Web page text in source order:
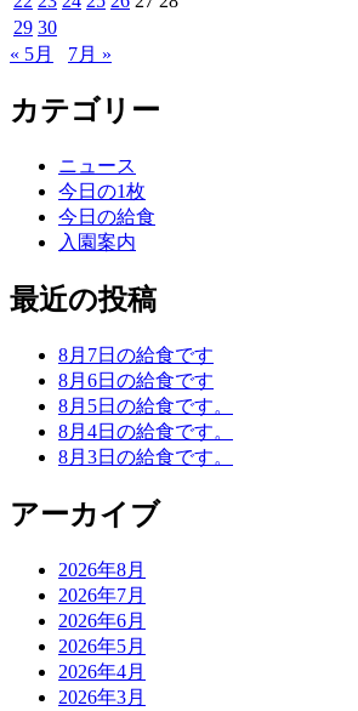
29 30
« 5月
7月 »
カテゴリー
ニュース
今日の1枚
今日の給食
入園案内
最近の投稿
8月7日の給食です
8月6日の給食です
8月5日の給食です。
8月4日の給食です。
8月3日の給食です。
アーカイブ
2026年8月
2026年7月
2026年6月
2026年5月
2026年4月
2026年3月